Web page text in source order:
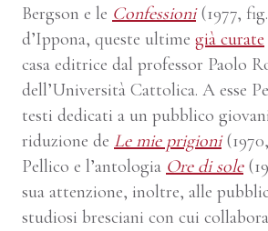
Bergson e le Confessioni(1977,
d’Ippona, queste ultime già curate
casa editrice dal professor Paolo
dell’Università Cattolica. A esse
testi dedicati a un pubblico
riduzione de Le mie prigioni
Pellico e l’antologia Ore di sole
sua attenzione, inoltre, alle
studiosi bresciani con cui